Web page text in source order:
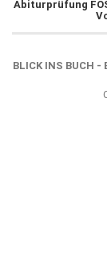
Abiturprüfung
BLICK INS BUCH -